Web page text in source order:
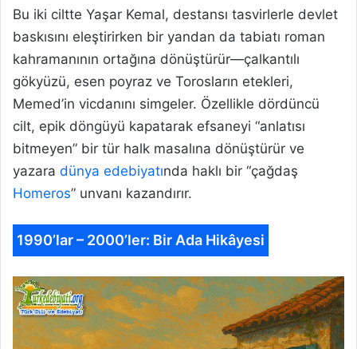
Bu iki ciltte Yaşar Kemal, destansı tasvirlerle devlet
baskısını eleştirirken bir yandan da tabiatı roman
kahramanının ortağına dönüştürür—çalkantılı
gökyüzü, esen poyraz ve Torosların etekleri,
Memed’in vicdanını simgeler. Özellikle dördüncü
cilt, epik döngüyü kapatarak efsaneyi “anlatısı
bitmeyen” bir tür halk masalına dönüştürür ve
yazara dünya edebiyatında haklı bir “çağdaş
Homeros” unvanı kazandırır.
1990’lar – 2000’ler: Bir Ada Hikâyesi